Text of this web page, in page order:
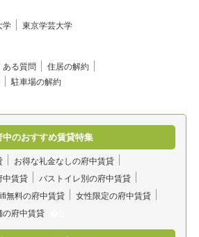
学 東京学芸大学
ある質問
住居の解約
駐車場の解約
中のおすすめ賃貸特集
お得な礼金なしの府中賃貸
中賃貸
バストイレ別の府中賃貸
無料の府中賃貸
女性限定の府中賃貸
の府中賃貸